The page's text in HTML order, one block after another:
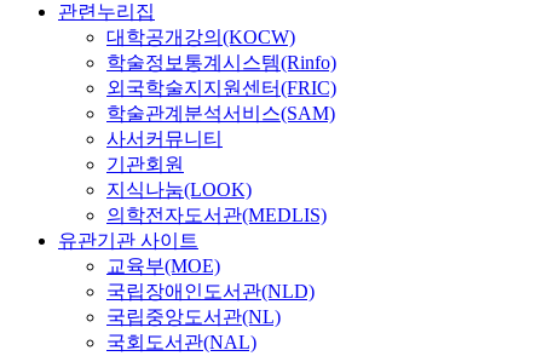
관련누리집
대학공개강의(KOCW)
학술정보통계시스템(Rinfo)
외국학술지지원센터(FRIC)
학술관계분석서비스(SAM)
사서커뮤니티
기관회원
지식나눔(LOOK)
의학전자도서관(MEDLIS)
유관기관 사이트
교육부(MOE)
국립장애인도서관(NLD)
국립중앙도서관(NL)
국회도서관(NAL)